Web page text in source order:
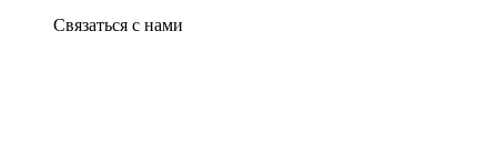
Связаться с нами